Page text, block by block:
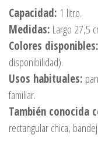
Capacidad: 1 litro.
Medidas: Largo 27,5
Colores disponibles:
disponibilidad).
Usos habituales:
familiar.
También conocida
rectangular chica,